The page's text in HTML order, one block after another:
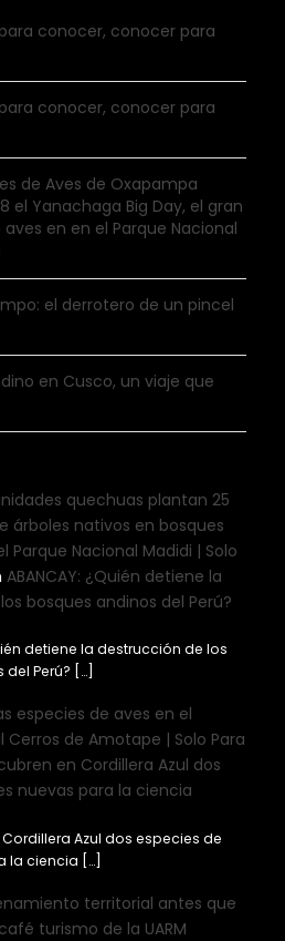
conocer, conocer para
conocer, conocer para
de Aves de Oxapampa
el Yanachaga Big Day, el gran
en en el Parque Nacional
el derrotero de un pincel
en Cusco, un viaje que
quechuas plantan 25
árboles nativos en bosques
Parque Nacional Madidi | Solo
ABANCAY: ¿Quién detiene la
bosques andinos del Perú?
detiene la destrucción de los
Perú? […]
especies de aves en el
Cerros de Amotape | Solo Para
en Cordillera Azul dos
nuevas para la ciencia
Cordillera Azul dos especies de
la ciencia […]
territorial antes que
turismo de la UARM